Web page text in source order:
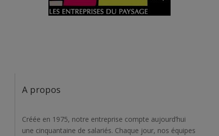
A propos
Créée en 1975, notre entreprise compte aujourd’hui
une cinquantaine de salariés. Chaque jour, nos équipes